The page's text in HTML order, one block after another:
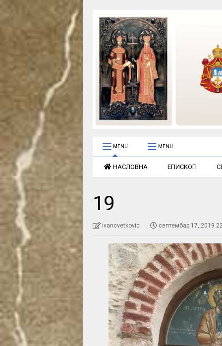
MENU MENU
НАСЛОВНА ЕПИСКОП
19
ivancvetkovic септембар 17, 2019